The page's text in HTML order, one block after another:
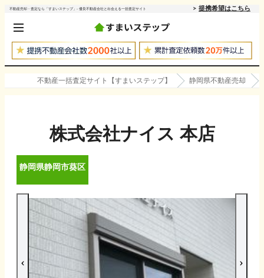
不動産売却・査定なら「すまいステップ」- 優良不動産会社と出会える一括査定サイト 提携希望はこちら
不動産一括査定サイト【すまいステップ】 静岡県不動産売却
株式会社ナイス 本店
静岡県静岡市葵区